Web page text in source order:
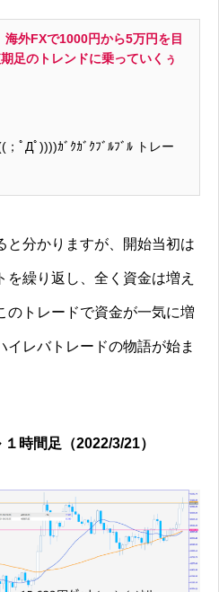
海外FXで1000円から5万円を目
足のトレンドに乗っていくぅ
ﾟДﾟ))))ｶﾞｸｶﾞｸﾌﾞﾙﾌﾞﾙ トレー
と分かりますが、開始当初は
繰り返し、全く資金は増え
のトレードで資金が一気に増
イレバトレードの物語が始ま
時間足（2022/3/21）